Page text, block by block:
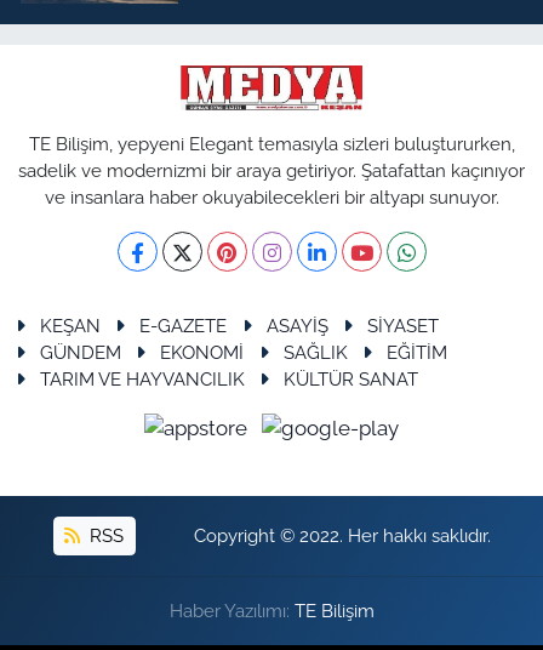
TE Bilişim, yepyeni Elegant temasıyla sizleri buluştururken,
sadelik ve modernizmi bir araya getiriyor. Şatafattan kaçınıyor
ve insanlara haber okuyabilecekleri bir altyapı sunuyor.
KEŞAN E-GAZETE ASAYİŞ
SİYASET
GÜNDEM
EKONOMİ SAĞLIK
EĞİTİM
TARIM VE HAYVANCILIK
KÜLTÜR SANAT
RSS Copyright © 2022. Her hakkı saklıdır.
Haber Yazılımı: TE Bilişim